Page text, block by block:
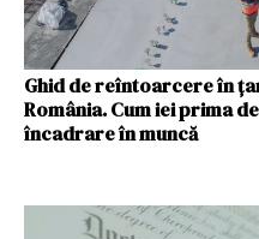
Ghid de reîntoarcere în
România. Cum iei prima
încadrare în muncă